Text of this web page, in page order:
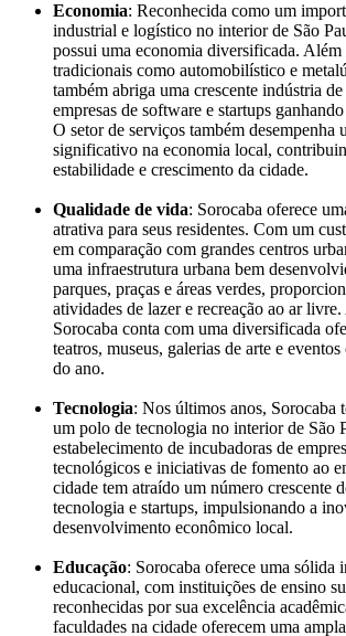
Economia: Reconhecida como um
industrial e logístico no interior de São
possui uma economia diversificada. Além
tradicionais como automobilístico e
também abriga uma crescente indústria
empresas de software e startups
O setor de serviços também desempenha
significativo na economia local,
estabilidade e crescimento da cidade.
Qualidade de vida: Sorocaba oferece
atrativa para seus residentes. Com um
em comparação com grandes centros
uma infraestrutura urbana bem
parques, praças e áreas verdes,
atividades de lazer e recreação ao ar
Sorocaba conta com uma diversificada
teatros, museus, galerias de arte e
do ano.
Tecnologia: Nos últimos anos, Sorocaba
um polo de tecnologia no interior de São
estabelecimento de incubadoras de
tecnológicos e iniciativas de fomento ao
cidade tem atraído um número crescente
tecnologia e startups, impulsionando a
desenvolvimento econômico local.
Educação: Sorocaba oferece uma sólida
educacional, com instituições de ensino
reconhecidas por sua excelência
faculdades na cidade oferecem uma